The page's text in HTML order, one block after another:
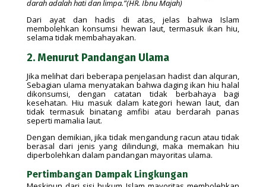
darah adalah hati dan limpa.”(HR. Ibnu Majah)
Dari ayat dan hadis di atas, jelas bahwa Islam
membolehkan konsumsi hewan laut, termasuk ikan hiu,
selama tidak membahayakan.
2. Menurut Pandangan Ulama
Jika melihat dari beberapa penjelasan hadist dan alquran,
Sebagian ulama menyatakan bahwa daging ikan hiu halal
dikonsumsi, dengan catatan tidak berbahaya bagi
kesehatan. Hiu masuk dalam kategori hewan laut, dan
tidak termasuk binatang amfibi atau berdarah panas
seperti mamalia laut.
Dengan demikian, jika tidak mengandung racun atau tidak
berasal dari jenis yang dilindungi, maka memakan hiu
diperbolehkan dalam pandangan mayoritas ulama.
Pertimbangan Dampak Lingkungan